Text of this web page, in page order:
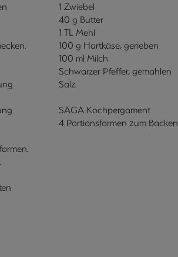
1 Zwiebel
40 g Butter
1 TL Mehl
100 g Hartkäse, gerieben
100 ml Milch
Schwarzer Pfeffer, gemahlen
Salz
SAGA Kochpergament
4 Portionsformen zum Backen